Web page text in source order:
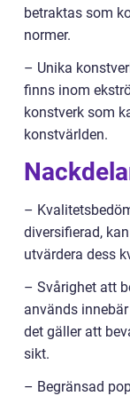
betraktas som
normer.
– Unika
finns inom
konstverk som
konstvärlden.
–
diversifierad,
utvärdera dess
– Svårighet att
används
det gäller att
sikt.
– Begränsad